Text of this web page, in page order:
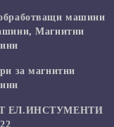
машини
Магнитни
за магнитни
ЕЛ.ИНСТУМЕНТИ